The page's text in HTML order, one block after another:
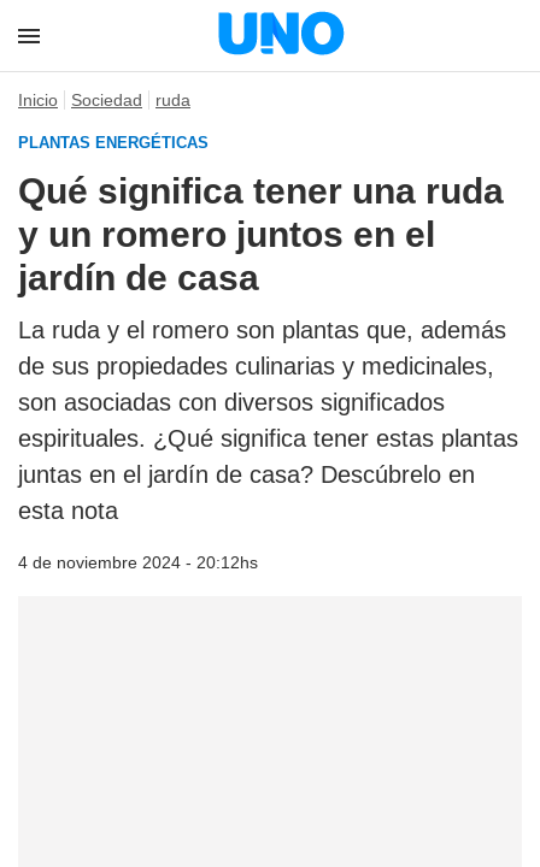
Inicio Sociedad ruda
PLANTAS ENERGÉTICAS
Qué significa tener una ruda
y un romero juntos en el
jardín de casa
La ruda y el romero son plantas que, además
de sus propiedades culinarias y medicinales,
son asociadas con diversos significados
espirituales. ¿Qué significa tener estas plantas
juntas en el jardín de casa? Descúbrelo en
esta nota
4 de noviembre 2024 - 20:12hs